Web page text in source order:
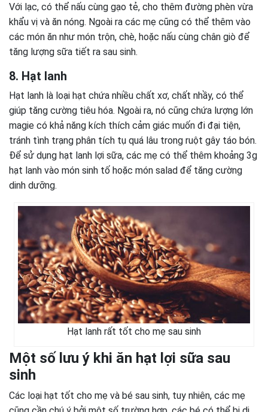
Với lạc, có thể nấu cùng gạo tẻ, cho thêm đường phèn vừa
khẩu vị và ăn nóng. Ngoài ra các mẹ cũng có thể thêm vào
các món ăn như món trộn, chè, hoặc nấu cùng chân giò để
tăng lượng sữa tiết ra sau sinh.
8. Hạt lanh
Hạt lanh là loại hạt chứa nhiều chất xơ, chất nhầy, có thể
giúp tăng cường tiêu hóa. Ngoài ra, nó cũng chứa lượng lớn
magie có khả năng kích thích cảm giác muốn đi đại tiện,
tránh tình trạng phân tích tụ quá lâu trong ruột gây táo bón.
Để sử dụng hạt lanh lợi sữa, các mẹ có thể thêm khoảng 3g
hạt lanh vào món sinh tố hoặc món salad để tăng cường
dinh dưỡng.
Hạt lanh rất tốt cho mẹ sau sinh
Một số lưu ý khi ăn hạt lợi sữa sau
sinh
Các loại hạt tốt cho mẹ và bé sau sinh, tuy nhiên, các mẹ